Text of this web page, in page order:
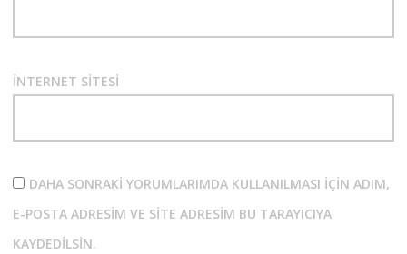
İNTERNET SITESI
DAHA SONRAKI YORUMLARIMDA KULLANILMASI IÇIN ADIM,
E-POSTA ADRESIM VE SITE ADRESIM BU TARAYICIYA
KAYDEDILSIN.